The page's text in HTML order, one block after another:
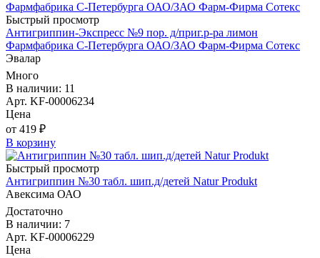
Быстрый просмотр
Антигриппин-Экспресс №9 пор. д/приг.р-ра лимон
Фармфабрика С-Петербурга ОАО/ЗАО Фарм-Фирма Сотекс
Эвалар
Много
В наличии: 11
Арт. KF-00006234
Цена
от 419 ₽
В корзину
Быстрый просмотр
Антигриппин №30 табл. шип.д/детей Natur Produkt
Авексима ОАО
Достаточно
В наличии: 7
Арт. KF-00006229
Цена